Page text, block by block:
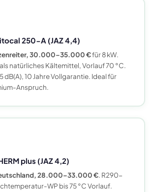
250-A (JAZ 4,4)
30.000–35.000 €für 8 kW.
natürliches Kältemittel, Vorlauf 70 °C.
dB(A), 10 Jahre Vollgarantie. Ideal für
Anspruch.
plus (JAZ 4,2)
28.000–33.000 €. R290-
WP bis 75 °C Vorlauf.